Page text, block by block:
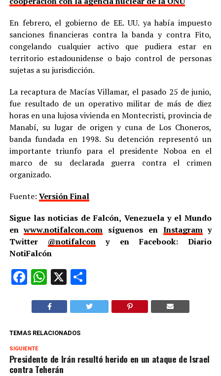
En febrero, el gobierno de EE. UU. ya había impuesto
sanciones financieras contra la banda y contra Fito,
congelando cualquier activo que pudiera estar en
territorio estadounidense o bajo control de personas
sujetas a su jurisdicción.
La recaptura de Macías Villamar, el pasado 25 de junio,
fue resultado de un operativo militar de más de diez
horas en una lujosa vivienda en Montecristi, provincia de
Manabí, su lugar de origen y cuna de Los Choneros,
banda fundada en 1998. Su detención representó un
importante triunfo para el presidente Noboa en el
marco de su declarada guerra contra el crimen
organizado.
Fuente: Versión Final
Sigue las noticias de Falcón, Venezuela y el Mundo
enwww.notifalcon.com síguenos en Instagramy
Twitter @notifalcon y en Facebook: Diario
NotiFalcón
Facebook
WhatsApp
X Compartir
TEMAS RELACIONADOS
SIGUIENTE
Presidente de Irán resultó herido en un ataque de Israel
contra Teherán